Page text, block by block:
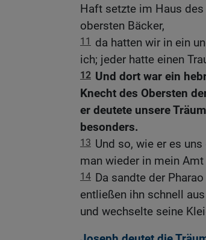
Haft setzte im Haus
obersten Bäcker,
11
da hatten wir in ein
ich; jeder hatte einen
12 Und dort war ein
Knecht des Obersten
er deutete unsere
besonders.
13 Und so, wie er es
man wieder in mein
14 Da sandte der
entließen ihn schnell
und wechselte seine